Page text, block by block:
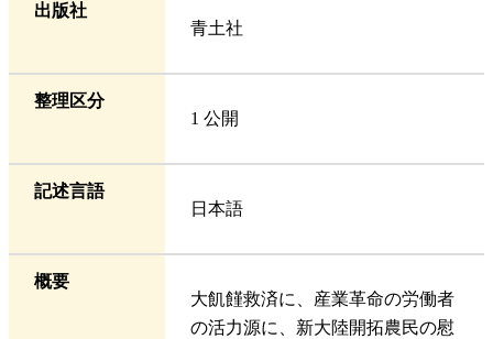
出版社
青土社
整理区分
1 公開
記述言語
日本語
概要
大飢饉救済に、産業革命の労働者
の活力源に、新大陸開拓農民の慰